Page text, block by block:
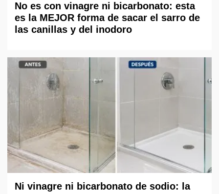
No es con vinagre ni bicarbonato: esta
es la MEJOR forma de sacar el sarro de
las canillas y del inodoro
Ni vinagre ni bicarbonato de sodio: la